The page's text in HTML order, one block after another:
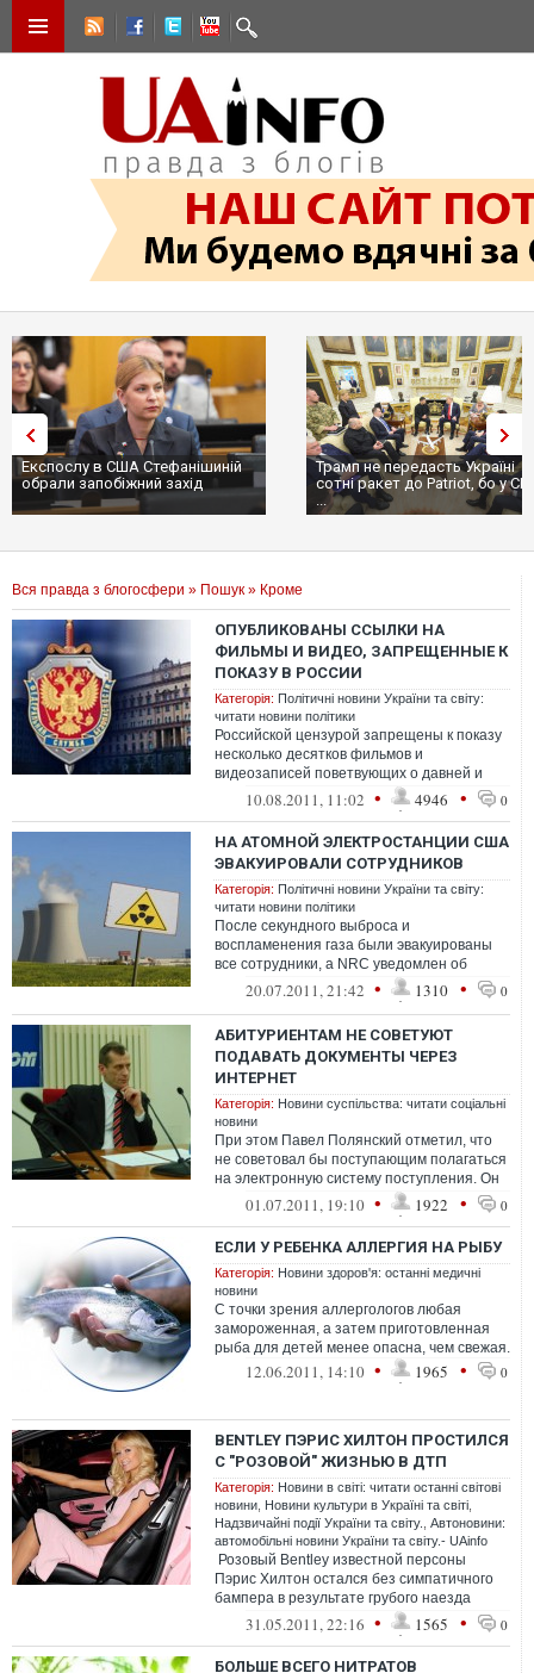
Експослу в США Стефанішиній
обрали запобіжний захід
Трамп не передасть Україні
сотні ракет до Patriot, бо у
...
Вся правда з блогосфери » Пошук » Кроме
ОПУБЛИКОВАНЫ ССЫЛКИ НА
ФИЛЬМЫ И ВИДЕО, ЗАПРЕЩЕННЫЕ К
ПОКАЗУ В РОССИИ
Категорія: Політичні новини України та світу:
читати новини політики
Российской цензурой запрещены к показу
несколько десятков фильмов и
видеозаписей поветвующих о давней и
новейшей истории России. Кроме того в
10.08.2011, 11:02 • 4946 • 0
НА АТОМНОЙ ЭЛЕКТРОСТАНЦИИ США
ЭВАКУИРОВАЛИ СОТРУДНИКОВ
Категорія: Політичні новини України та світу:
читати новини політики
После секундного выброса и
воспламенения газа были эвакуированы
все сотрудники, а NRC уведомлен об
инциденте. Никто из работников станции
20.07.2011, 21:42 • 1310 • 0
АБИТУРИЕНТАМ НЕ СОВЕТУЮТ
ПОДАВАТЬ ДОКУМЕНТЫ ЧЕРЕЗ
ИНТЕРНЕТ
Категорія: Новини суспільства: читати соціальні
новини
При этом Павел Полянский отметил, что
не советовал бы поступающим полагаться
на электронную систему поступления. Он
объяснил это тем, что еще неделю н...
01.07.2011, 19:10 • 1922 • 0
ЕСЛИ У РЕБЕНКА АЛЛЕРГИЯ НА РЫБУ
Категорія: Новини здоров'я: останні медичні
новини
С точки зрения аллергологов любая
замороженная, а затем приготовленная
рыба для детей менее опасна, чем свежая.
12.06.2011, 14:10 • 1965 • 0
BENTLEY ПЭРИС ХИЛТОН ПРОСТИЛСЯ
С "РОЗОВОЙ" ЖИЗНЬЮ В ДТП
Категорія: Новини в світі: читати останні світові
новини Новини культури в Україні та світі
Надзвичайні події України та світу.
Автоновини:
автомобільні новини України та світу.- UAinfo
Розовый Bentley известной персоны
Пэрис Хилтон остался без симпатичного
бампера в результате грубого наезда
черного мощного внедорожника, подкра...
31.05.2011, 22:16 • 1565 • 0
БОЛЬШЕ ВСЕГО НИТРАТОВ